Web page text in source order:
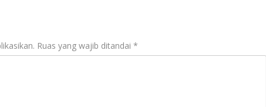
Ruas yang wajib ditandai *